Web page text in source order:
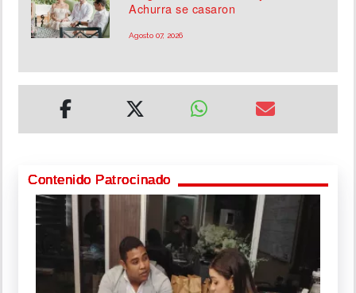
Achurra se casaron
Agosto 07, 2026
Contenido Patrocinado